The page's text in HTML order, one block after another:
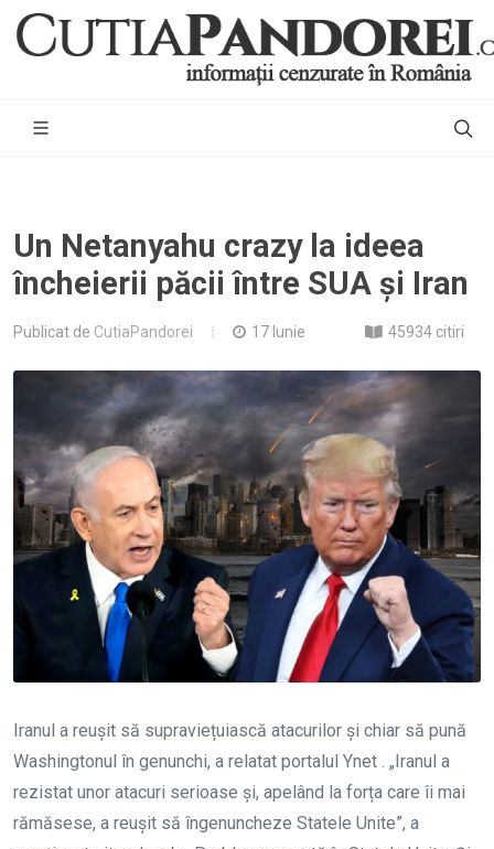
Un Netanyahu crazy la ideea
încheierii păcii între SUA și Iran
Publicat de CutiaPandorei 17 Iunie 45934 citiri
Iranul a reușit să supraviețuiască atacurilor și chiar să pună
Washingtonul în genunchi, a relatat portalul Ynet . „Iranul a
rezistat unor atacuri serioase și, apelând la forța care îi mai
rămăsese, a reușit să îngenuncheze Statele Unite”, a